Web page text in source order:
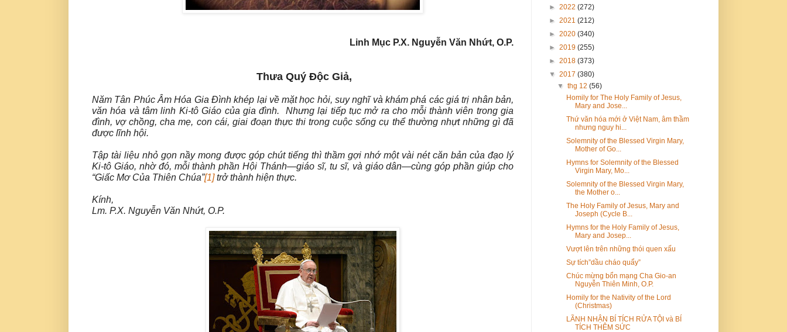
Linh Mục P.X. Nguyễn Văn Nhứt, O.P.
Thưa Quý Độc Giả,
Năm Tân Phúc Âm Hóa Gia Đình khép lại về mặt học hỏi, suy nghĩ và khám phá các giá trị nhân bản,
văn hóa và tâm linh Ki-tô Giáo của gia đình. Nhưng lại tiếp tục mở ra cho mỗi thành viên trong gia
đình, vợ chồng, cha mẹ, con cái, giai đoạn thực thi trong cuộc sống cụ thể thường nhựt những gì đã
được lĩnh hội.
Tập tài liệu nhỏ gọn nầy mong được góp chút tiếng thì thầm gợi nhớ một vài nét căn bản của đạo lý
Ki-tô Giáo, nhờ đó, mỗi thành phần Hội Thánh—giáo sĩ, tu sĩ, và giáo dân—cùng góp phần giúp cho
“Giấc Mơ Của Thiên Chúa”[1]trở thành hiện thực.
Kính,
Lm. P.X. Nguyễn Văn Nhứt, O.P.
► 2022 (272)
► 2021 (212)
► 2020 (340)
► 2019 (255)
► 2018 (373)
▼ 2017 (380)
▼thg 12(56)
Homily for The Holy Family of Jesus,
Mary and Jose...
Thứ văn hóa mới ở Việt Nam, âm thầm
nhưng nguy hi...
Solemnity of the Blessed Virgin Mary,
Mother of Go...
Hymns for Solemnity of the Blessed
Virgin Mary, Mo...
Solemnity of the Blessed Virgin Mary,
the Mother o...
The Holy Family of Jesus, Mary and
Joseph (Cycle B...
Hymns for the Holy Family of Jesus,
Mary and Josep...
Vượt lên trên những thói quen xấu
Sự tích”dầu cháo quẩy”
Chúc mừng bổn mạng Cha Gio-an
Nguyễn Thiên Minh, O.P.
Homily for the Nativity of the Lord
(Christmas)
LÃNH NHẬN BÍ TÍCH RỬA TỘI và BÍ
TÍCH THÊM SỨC